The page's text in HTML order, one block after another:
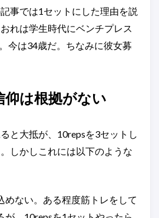
事では1セットにした理由を説
れは学生時代にベンチプレス
今は34歳だ。ちなみに彼女募
仰は根拠がない
と大抵が、10repsを3セットし
しかしこれには以下のような
めない。ある程度筋トレをして